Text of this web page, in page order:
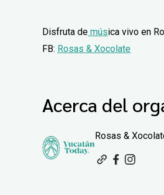
Disfruta de música vivo en
FB: Rosas & Xocolate
Acerca del
Rosas &